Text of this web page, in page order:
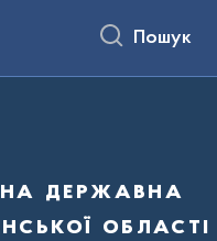
Пошук
державна
області